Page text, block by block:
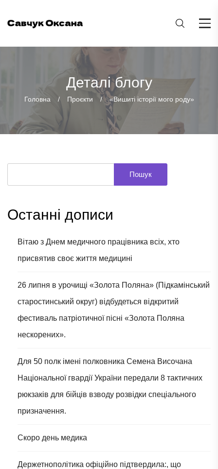
Деталі блогу
Головна Проєкти «Вишиті історії мого роду»
Пошук
Останні дописи
Вітаю з Днем медичного працівника всіх, хто
присвятив своє життя медицині
26 липня в урочищі «Золота Поляна» (Підкамінський
старостинський округ) відбудеться відкритий
фестиваль патріотичної пісні «Золота Поляна
нескорених».
Для 50 полк імені полковника Семена Височана
Національної гвардії України передали 8 тактичних
рюкзаків для бійців взводу розвідки спеціального
призначення.
Скоро день медика
Держетнополітика офіційно підтвердила:, що